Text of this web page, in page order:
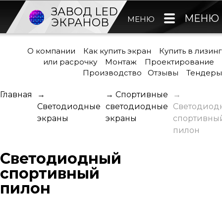
ЗАВОД LED
ЭКРАНОВ
МЕНЮ МЕНЮ
О компании Как купить экран
Купить в лизинг
или расрочку
Монтаж
Проектирование
Производство
Отзывы Тендеры
Главная
→
Светодиодные
экраны
→ Спортивные
светодиодные
экраны
→
пилон
Светодиодный
спортивный
пилон